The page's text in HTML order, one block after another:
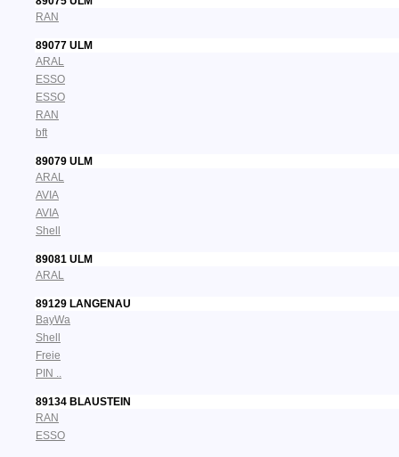
RAN
89077 ULM
ARAL
ESSO
ESSO
RAN
bft
89079 ULM
ARAL
AVIA
AVIA
Shell
89081 ULM
ARAL
89129 LANGENAU
BayWa
Shell
Freie
PIN ..
89134 BLAUSTEIN
RAN
ESSO